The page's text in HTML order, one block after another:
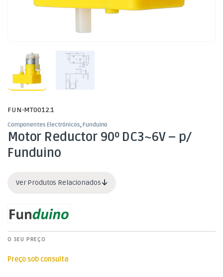
FUN-MT0012.1
Componentes Electrónicos,Funduino
Motor Reductor 90º DC3~6V – p/
Funduino
Ver Produtos Relacionados
O SEU PREÇO
Preço sob consulta